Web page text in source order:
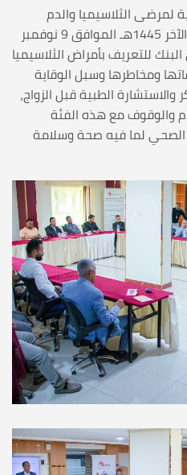
لمرضى الثلاسيميا والدم
الوراثي اليوم الخميس 25 ربيع الآخر 1445هـ الموافق 9 نوفمبر
للتعريف بأمراض الثلاسيميا
ومخاطرها وسبل الوقاية
الطبية قبل الزواج،
والوقوف مع هذه الفئة
لما فيه صحة وسلامة